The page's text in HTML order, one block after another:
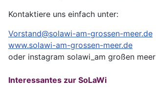
Kontaktiere uns einfach unter:
Vorstand@solawi-am-grossen-meer.de
www.solawi-am-grossen-meer.de
oder instagram solawi_am großen meer
Interessantes zur SoLaWi